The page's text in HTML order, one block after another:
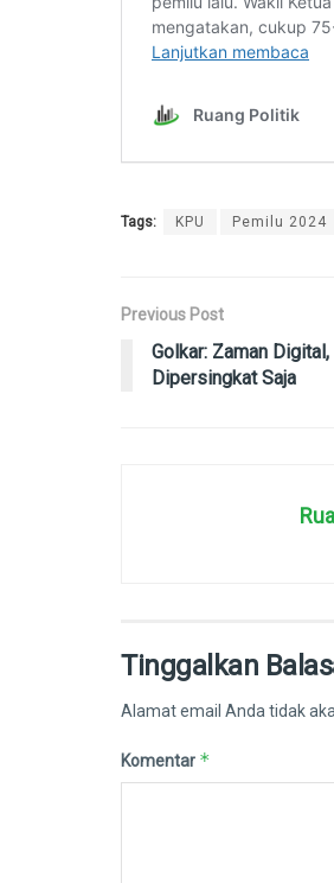
Tags: KPU Pemilu 2024
Previous Post
Golkar: Zaman
Dipersingkat Saja
Tinggalkan
Alamat email Anda tidak
Komentar *